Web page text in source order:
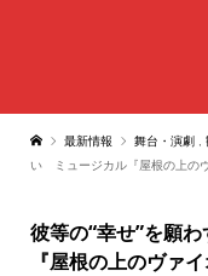
最新情報 舞台・演劇
い ミュージカル『屋根の上の
彼等の“幸せ”を願
『屋根の上のヴァ